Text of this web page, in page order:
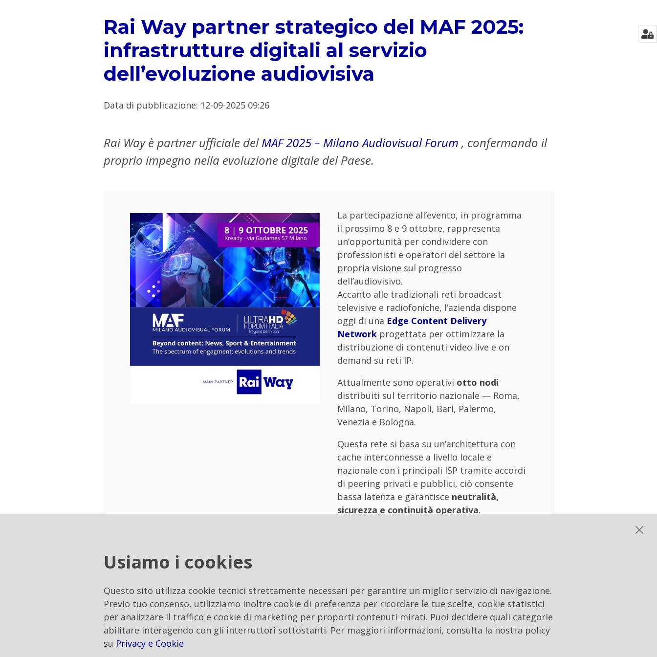
Rai Way partner strategico del MAF 2025:
infrastrutture digitali al servizio
dell’evoluzione audiovisiva
Data di pubblicazione: 12-09-2025 09:26
Rai Way è partner ufficiale delMAF 2025 – Milano Audiovisual Forum , confermando il
proprio impegno nella evoluzione digitale del Paese.
La partecipazione all’evento, in programma
il prossimo 8 e 9 ottobre, rappresenta
un’opportunità per condividere con
professionisti e operatori del settore la
propria visione sul progresso
dell’audiovisivo.
Accanto alle tradizionali reti broadcast
televisive e radiofoniche, l’azienda dispone
oggi di una Edge Content Delivery
Network progettata per ottimizzare la
distribuzione di contenuti video live e on
demand su reti IP.
Attualmente sono operativi otto nodi
distribuiti sul territorio nazionale — Roma,
Milano, Torino, Napoli, Bari, Palermo,
Venezia e Bologna.
Questa rete si basa su un’architettura con
cache interconnesse a livello locale e
nazionale con i principali ISP tramite accordi
di peering privati e pubblici, ciò consente
bassa latenza e garantisce neutralità,
sicurezza e continuità operativa.
Cloud Object Storageche permettono la gestione efficiente di grandi volumi di dati, grazie alla creazione
automatica di copie multiple distribuite su più nodi.
Una soluzioneedge-to-cloudinteramente italiana, che assicurasovranità del dato, affidabilità e
prossimità anche nelle aree meno connesse.
Durante il MAF 2025, Rai Way presenterà casi d’uso concreti nel campo
Usiamo i cookies
Questo sito utilizza cookie tecnici strettamente necessari per garantire un miglior servizio di navigazione.
Previo tuo consenso, utilizziamo inoltre cookie di preferenza per ricordare le tue scelte, cookie statistici
per analizzare il traffico e cookie di marketing per proporti contenuti mirati. Puoi decidere quali categorie
abilitare interagendo con gli interruttori sottostanti. Per maggiori informazioni, consulta la nostra policy
su Privacy e Cookie